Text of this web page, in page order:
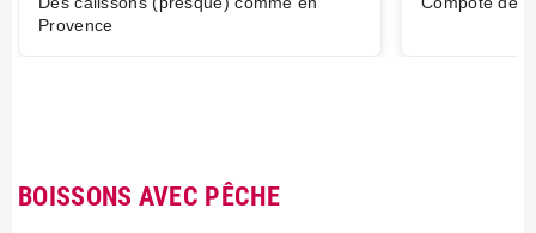
Provence
BOISSONS AVEC PÊCHE